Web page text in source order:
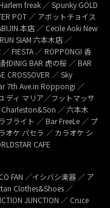
freak ／ Spunky GOLD
POT ／ アボットチョイス
本店 ／ Cecile Aoki New
SIAM 六本木店 ／
FIESTA ／ ROPPONGI 香
DINIG BAR 虎の桜 ／ BAR
CROSSOVER ／ Sky
7th Ave.in Roppongi ／
ディ マリア／フットマッサ
／ 六本木
ブライト ／ Bar FreeLe ／ プ
オケ パセラ ／ カラオケ シ
CAFE
FAN ／イシバシ楽器 ／ ア
Clothes&Shoes ／
JUNCTION ／ Cruce